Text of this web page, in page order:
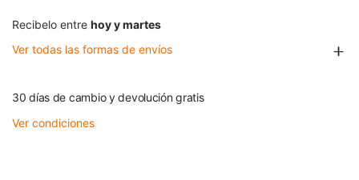
Recibelo entre hoy y martes
Ver todas las formas de envíos
30 días de cambio y devolución gratis
Ver condiciones